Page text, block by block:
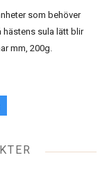
som behöver
hästens sula lätt blir
mm, 200g.